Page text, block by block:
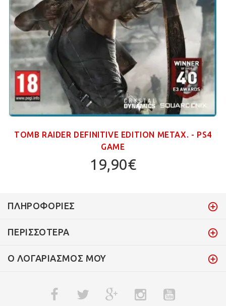
TOMB RAIDER DEFINITIVE EDITION ΜΕΤΑΧ. - PS4
GAME
19,90€
ΠΛΗΡΟΦΟΡΊΕΣ
ΠΕΡΙΣΣΌΤΕΡΑ
Ο ΛΟΓΑΡΙΑΣΜΌΣ ΜΟΥ